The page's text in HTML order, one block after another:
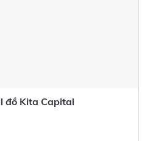
đồ Kita Capital